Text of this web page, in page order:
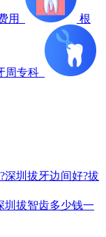
用 根
周专科
深圳拔牙边间好?拔
圳拔智齿多少钱一